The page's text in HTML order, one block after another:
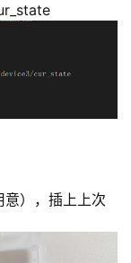
），插上上次